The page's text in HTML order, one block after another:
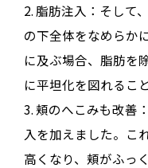
2. 脂肪注入 ：そして、
の下全体をなめらか
に及ぶ場合、脂肪を
に平坦化を図れるこ
3.頬のへこみも改善
入を加えました。こ
高くなり、 頬がふっ